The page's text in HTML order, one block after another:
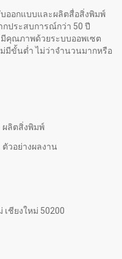
ออกแบบและผลิตสื่อสิ่งพิมพ์
กประสบการณ์กว่า 50 ปี
คุณภาพด้วยระบบออพเซต
มีขั้นต่ำ ไม่ว่าจำนวนมากหรือ
ผลิตสิ่งพิมพ์
ตัวอย่างผลงาน
ชียงใหม่ 50200